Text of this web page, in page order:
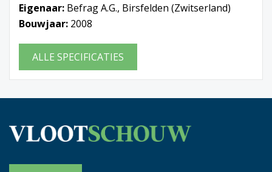
Eigenaar: Befrag A.G., Birsfelden (Zwitserland)
Bouwjaar: 2008
ALLE SPECIFICATIES